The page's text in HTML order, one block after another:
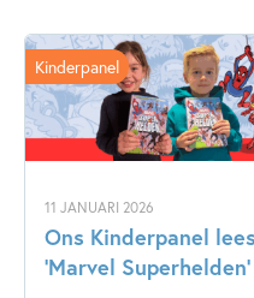
11 JANUARI 2026
Ons Kinderpanel
‘Marvel Superhelden’
Kinderpanel